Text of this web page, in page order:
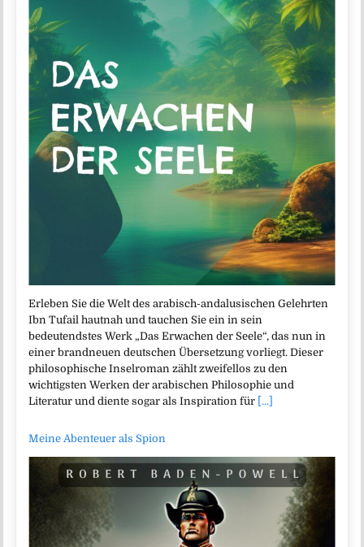
Erleben Sie die Welt des arabisch-andalusischen Gelehrten
Ibn Tufail hautnah und tauchen Sie ein in sein
bedeutendstes Werk „Das Erwachen der Seele“, das nun in
einer brandneuen deutschen Übersetzung vorliegt. Dieser
philosophische Inselroman zählt zweifellos zu den
wichtigsten Werken der arabischen Philosophie und
Literatur und diente sogar als Inspiration für [...]
Meine Abenteuer als Spion